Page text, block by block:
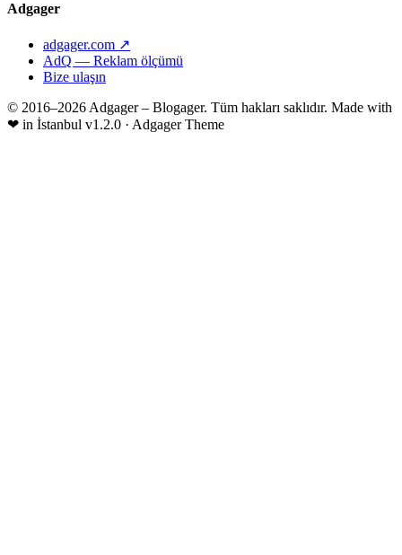
Adgager
adgager.com ↗
AdQ — Reklam ölçümü
Bize ulaşın
© 2016–2026 Adgager – Blogager. Tüm hakları saklıdır. Made with
❤ in İstanbul v1.2.0 · Adgager Theme